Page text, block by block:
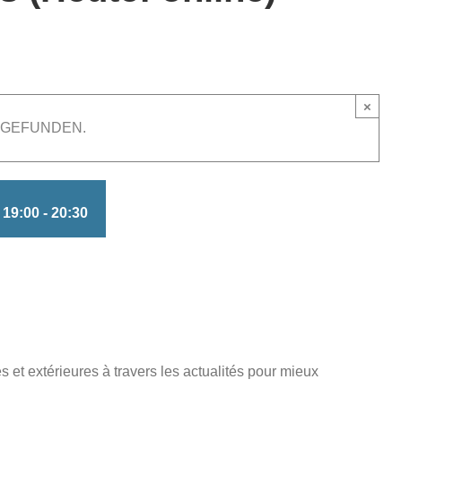
×
- 20:30
et extérieures à travers les actualités pour mieux